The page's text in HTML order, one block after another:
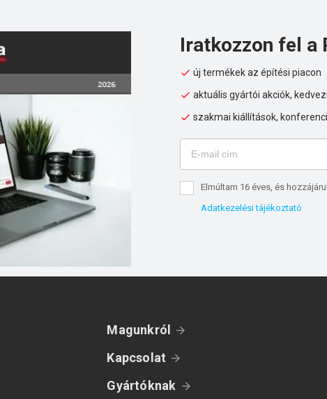
Iratkozzon fel a
új termékek az építési piacon
aktuális gyártói akciók,
szakmai kiállítások,
Elmúltam 16 éves, és
Adatkezelési tájékoztató
Magunkról
Kapcsolat
Gyártóknak